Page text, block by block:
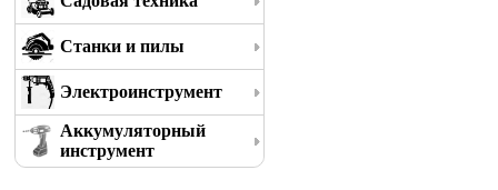
Станки и пилы
Электроинструмент
Аккумуляторный
инструмент